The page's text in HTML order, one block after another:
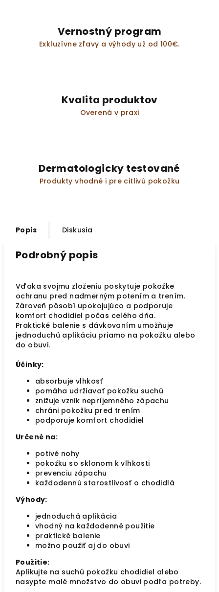
Vernostný program
Exkluzívne zľavy a výhody už od 100€.
Kvalita produktov
Overená v praxi
Dermatologicky testované
Produkty vhodné i pre citlivú pokožku
Popis Diskusia
Podrobný popis
Vďaka svojmu zloženiu poskytuje pokožke
ochranu pred nadmerným potením a trením.
Zároveň pôsobí upokojujúco a podporuje
komfort chodidiel počas celého dňa.
Praktické balenie s dávkovaním umožňuje
jednoduchú aplikáciu priamo na pokožku alebo
do obuvi.
Účinky:
absorbuje vlhkosť
pomáha udržiavať pokožku suchú
znižuje vznik nepríjemného zápachu
chráni pokožku pred trením
podporuje komfort chodidiel
Určené na:
potivé nohy
pokožku so sklonom k vlhkosti
prevenciu zápachu
každodennú starostlivosť o chodidlá
Výhody:
jednoduchá aplikácia
vhodný na každodenné použitie
praktické balenie
možno použiť aj do obuvi
Použitie:
Aplikujte na suchú pokožku chodidiel alebo
nasypte malé množstvo do obuvi podľa potreby.